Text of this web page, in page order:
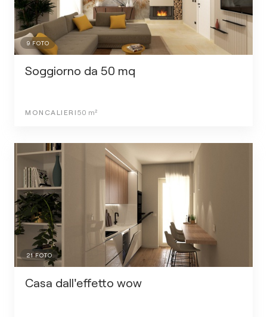
9 FOTO
Soggiorno da 50 mq
MONCALIERI 50 m²
21FOTO
Casa dall'effetto wow